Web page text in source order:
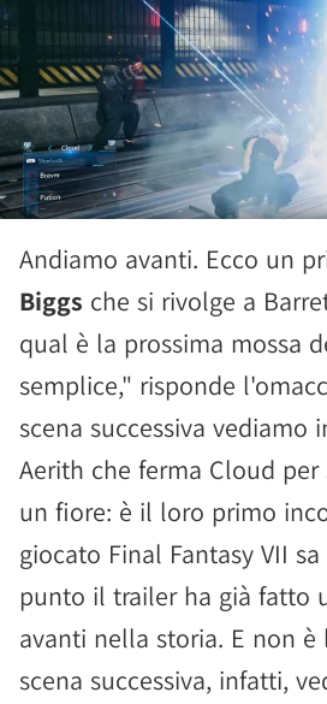
Andiamo avanti. Ecco un
Biggs che si rivolge a
qual è la prossima mossa
semplice," risponde
scena successiva vediamo
Aerith che ferma Cloud
un fiore: è il loro primo
giocato Final Fantasy VII
punto il trailer ha già fatto
avanti nella storia. E non
scena successiva, infatti,